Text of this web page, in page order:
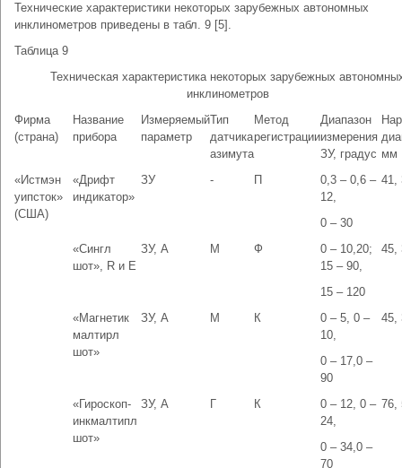
Технические характеристики некоторых зарубежных автономных
инклинометров приведены в табл. 9 [5].
Таблица 9
Техническая характеристика некоторых зарубежных
инклинометров
Фирма
(страна)
Название
прибора
Измеряемый
параметр
Тип
датчика
азимута
Метод
регистрации
Диапазон
измерения
ЗУ, градус мм
«Истмэн
уипсток»
(США)
«Дрифт
индикатор»
ЗУ - П
0,3 – 0,6 –
12,
0 – 30
41,
«Сингл
шот», R и Е
ЗУ, А М Ф
0 – 10,20;
15 – 90,
15 – 120
45,
«Магнетик
малтирл
шот»
ЗУ, А М К
0 – 5, 0 –
10,
0 – 17,0 –
90
45,
«Гироскоп-
инкмалтипл
шот»
ЗУ, А Г К
0 – 12, 0 –
24,
0 – 34,0 –
70
76,